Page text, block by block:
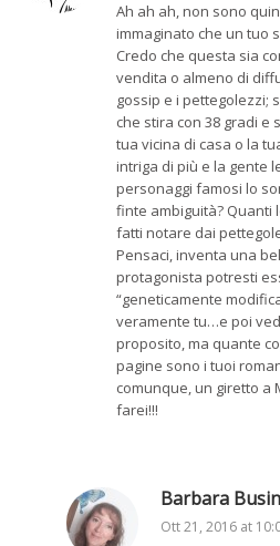
Ah ah ah, non sono
immaginato che un tuo
Credo che questa sia
vendita o almeno di
gossip e i pettegolezzi;
che stira con 38 gradi e
tua vicina di casa o la
intriga di più e la gente
personaggi famosi lo
finte ambiguità? Quanti
fatti notare dai
Pensaci, inventa una
protagonista potresti
“geneticamente
veramente tu…e poi
proposito, ma quante
pagine sono i tuoi
comunque, un giretto a
farei!!!
Barbara
Ott 21, 2016 at